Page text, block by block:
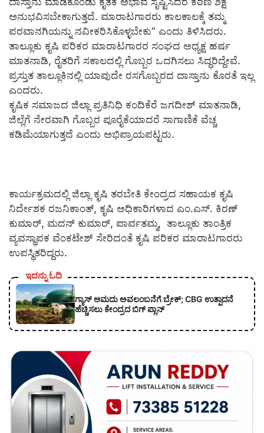
ಅನುಭವಿಸಬೇಕಾಗುತ್ತದೆ. ಮಾರಾಟಗಾರರು ಕಾಲಕಾಲಕ್ಕೆ ತಮ್ಮ
ಪರವಾನಗಿಯನ್ನು ನವೀಕರಿಸಿಕೊಳ್ಳಬೇಕು” ಎಂದು ತಿಳಿಸಿದರು.
ತಾಲ್ಲೂಕು ಕೃಷಿ ಪರಿಕರ ಮಾರಾಟಗಾರರ ಸಂಘದ ಅಧ್ಯಕ್ಷ ಹರ್ಷ
ಮಾತನಾಡಿ, ರೈತರಿಗೆ ಸಕಾಲದಲ್ಲಿ ಗೊಬ್ಬರ ಒದಗಿಸಲು ಸಿದ್ಧರಿದ್ದೇವೆ.
ಪ್ರಸ್ತುತ ತಾಲ್ಲೂಕಿನಲ್ಲಿ ಯಾವುದೇ ರಸಗೊಬ್ಬರದ ದಾಸ್ತಾನು ಕೊರತೆ ಇಲ್ಲ
ಎಂದರು.
ಕೃಷಿಕ ಸಮಾಜದ ಜಿಲ್ಲಾ ಪ್ರತಿನಿಧಿ ಕಂದಿಕೆರೆ ಜಗದೀಶ್ ಮಾತನಾಡಿ,
ಜಿಲ್ಲೆಗೆ ನೇರವಾಗಿ ಗೊಬ್ಬರ ಪೂರೈಕೆಯಾದರೆ ಸಾಗಾಣಿಕೆ ವೆಚ್ಚ
ಕಡಿಮೆಯಾಗುತ್ತದೆ ಎಂದು ಅಭಿಪ್ರಾಯಪಟ್ಟರು.
ಕಾರ್ಯಕ್ರಮದಲ್ಲಿ ಜಿಲ್ಲಾ ಕೃಷಿ ತರಬೇತಿ ಕೇಂದ್ರದ ಸಹಾಯಕ ಕೃಷಿ
ನಿರ್ದೇಶಕ ರಜನಿಕಾಂತ್, ಕೃಷಿ ಅಧಿಕಾರಿಗಳಾದ ಎಂ.ಎಸ್. ಕಿರಣ್
ಕುಮಾರ್, ಮದನ್ ಕುಮಾರ್, ಪಾರ್ವತಮ್ಮ, ತಾಲ್ಲೂಕು ತಾಂತ್ರಿಕ
ವ್ಯವಸ್ಥಾಪಕ ವೆಂಕಟೇಶ್ ಸೇರಿದಂತೆ ಕೃಷಿ ಪರಿಕರ ಮಾರಾಟಗಾರರು
ಉಪಸ್ಥಿತರಿದ್ದರು.
ಇದನ್ನು ಓದಿ
ಗ್ಯಾಸ್ ಆಮದು ಅವಲಂಬನೆಗೆ ಬ್ರೇಕ್; CBG ಉತ್ಪಾದನೆ
ಹೆಚ್ಚಿಸಲು ಕೇಂದ್ರದ ಬಿಗ್ ಪ್ಲಾನ್